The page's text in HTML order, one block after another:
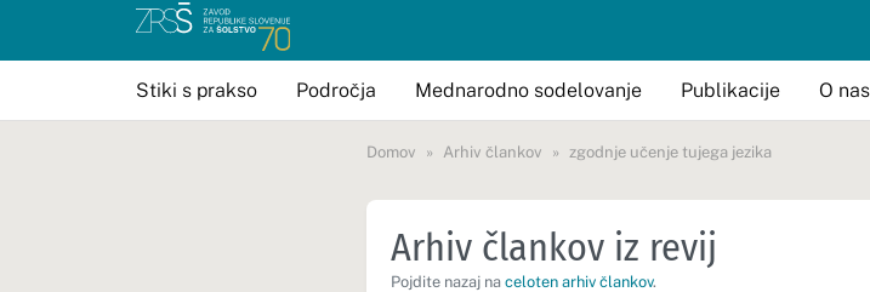
Stiki s prakso Področja Mednarodno sodelovanje Publikacije O nas
Domov Arhiv člankov zgodnje učenje tujega jezika
Arhiv člankov iz revij
Pojdite nazaj na celoten arhiv člankov.